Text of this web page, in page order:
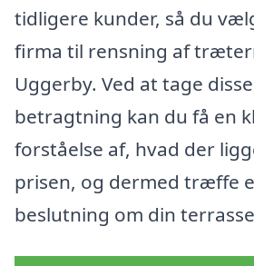
tidligere kunder, så du
firma til rensning af
Uggerby. Ved at tage
betragtning kan du få en
forståelse af, hvad der
prisen, og dermed træffe
beslutning om din